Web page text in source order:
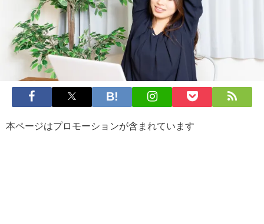
本ページはプロモーションが含まれています